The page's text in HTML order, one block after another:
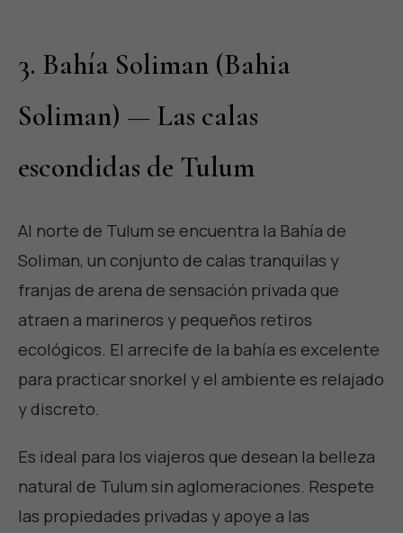
3. Bahía Soliman (Bahia
Soliman) — Las calas
escondidas de Tulum
Al norte de Tulum se encuentra la Bahía de
Soliman, un conjunto de calas tranquilas y
franjas de arena de sensación privada que
atraen a marineros y pequeños retiros
ecológicos. El arrecife de la bahía es excelente
para practicar snorkel y el ambiente es relajado
y discreto.
Es ideal para los viajeros que desean la belleza
natural de Tulum sin aglomeraciones. Respete
las propiedades privadas y apoye a las